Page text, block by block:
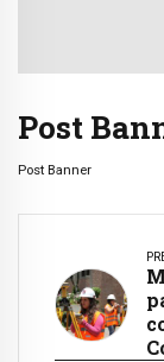
Post
Post Banner